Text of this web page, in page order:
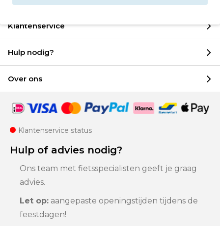
Klantenservice
Hulp nodig?
Over ons
Klantenservice status
Hulp of advies nodig?
Ons team met fietsspecialisten geeft je graag
advies.
Let op: aangepaste openingstijden tijdens de
feestdagen!